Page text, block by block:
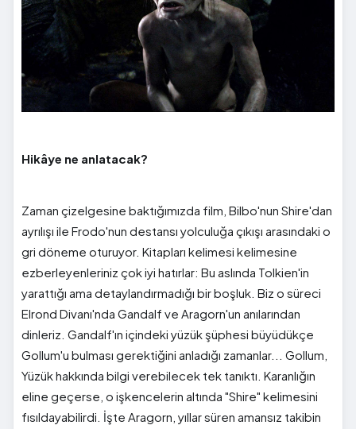
Hikâye ne anlatacak?
Zaman çizelgesine baktığımızda film, Bilbo'nun Shire'dan
ayrılışı ile Frodo'nun destansı yolculuğa çıkışı arasındaki o
gri döneme oturuyor. Kitapları kelimesi kelimesine
ezberleyenleriniz çok iyi hatırlar: Bu aslında Tolkien'in
yarattığı ama detaylandırmadığı bir boşluk. Biz o süreci
Elrond Divanı'nda Gandalf ve Aragorn'un anılarından
dinleriz. Gandalf'ın içindeki yüzük şüphesi büyüdükçe
Gollum'u bulması gerektiğini anladığı zamanlar... Gollum,
Yüzük hakkında bilgi verebilecek tek tanıktı. Karanlığın
eline geçerse, o işkencelerin altında "Shire" kelimesini
fısıldayabilirdi. İşte Aragorn, yıllar süren amansız takibin